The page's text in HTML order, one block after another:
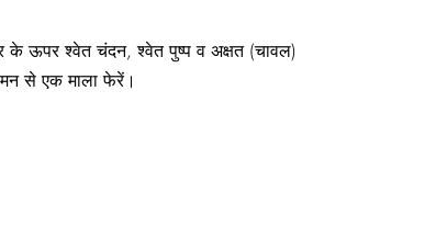
के ऊपर श्वेत चंदन, श्वेत पुष्प व अक्षत (चावल)
से एक माला फेरें।